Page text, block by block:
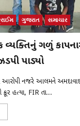
ગુજરાત સમાચાર
વ્યક્તિનું ગળું
પાડ્યો
આરોપી નજરે આલમને અમદાવાદ
હત્યા, FIR તા....